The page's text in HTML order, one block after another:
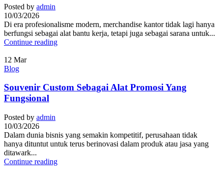
Posted by admin
10/03/2026
Di era profesionalisme modern, merchandise kantor tidak lagi hanya
berfungsi sebagai alat bantu kerja, tetapi juga sebagai sarana untuk...
Continue reading
12 Mar
Blog
Souvenir Custom Sebagai Alat Promosi Yang
Fungsional
Posted by admin
10/03/2026
Dalam dunia bisnis yang semakin kompetitif, perusahaan tidak
hanya dituntut untuk terus berinovasi dalam produk atau jasa yang
ditawark...
Continue reading